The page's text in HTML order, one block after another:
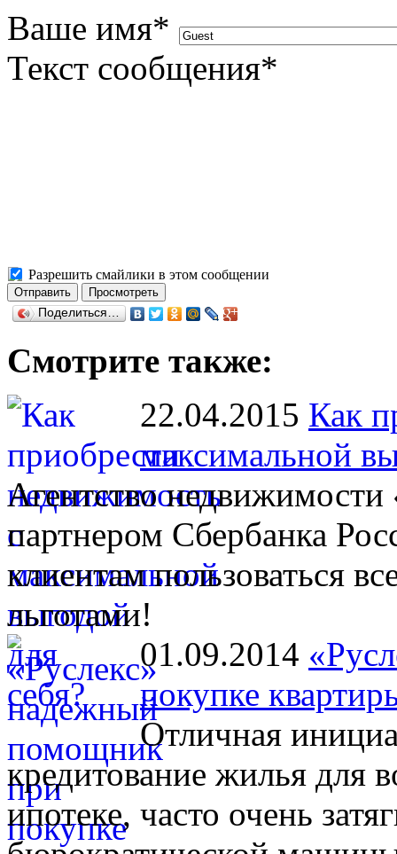
Ваше имя*
Текст сообщения*
Разрешить смайлики в этом сообщении
Поделиться…
Смотрите также:
22.04.2015 Как
максимальной
Агентство
партнером Сбербанка
клиентам пользоваться
льготами!
01.09.2014
покупке
Отличная
кредитование жилья для
ипотеке, часто очень